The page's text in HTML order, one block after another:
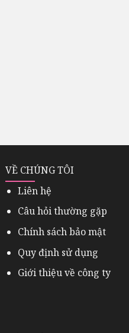
VỀ CHÚNG TÔI
Liên hệ
Câu hỏi thường gặp
Chính sách bảo mật
Quy định sử dụng
Giới thiệu về công ty